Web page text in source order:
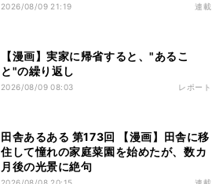
2026/08/09 21:19 連載
【漫画】実家に帰省すると、"あるこ
と"の繰り返し
2026/08/09 08:03 レポート
田舎あるある 第173回 【漫画】田舎に移
住して憧れの家庭菜園を始めたが、数カ
月後の光景に絶句